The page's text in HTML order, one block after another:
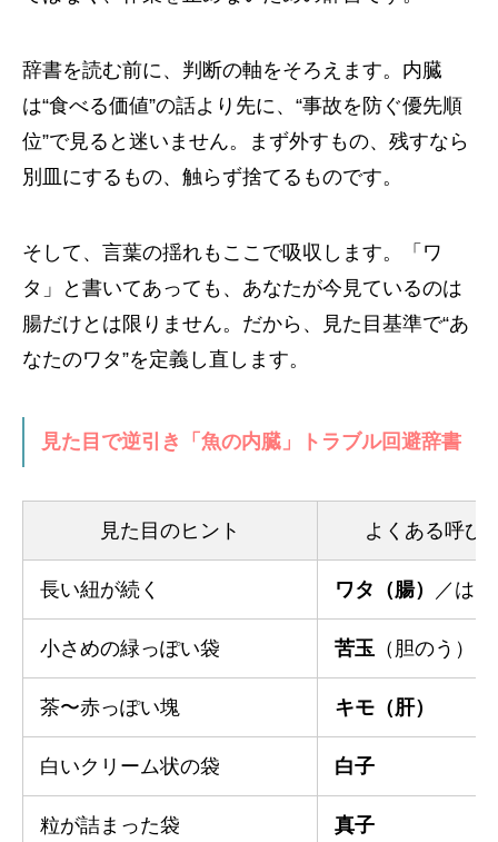
辞書を読む前に、判断の軸をそろえます。内臓
は“食べる価値”の話より先に、“事故を防ぐ優先順
位”で見ると迷いません。まず外すもの、残すなら
別皿にするもの、触らず捨てるものです。
そして、言葉の揺れもここで吸収します。「ワ
タ」と書いてあっても、あなたが今見ているのは
腸だけとは限りません。だから、見た目基準で“あ
なたのワタ”を定義し直します。
見た目で逆引き「魚の内臓」トラブル回避辞書
見た目のヒント よくある呼び
長い紐が続く ワタ（腸） ／は
小さめの緑っぽい袋 苦玉 （胆のう）
茶〜赤っぽい塊 キモ（肝）
白いクリーム状の袋 白子
粒が詰まった袋 真子